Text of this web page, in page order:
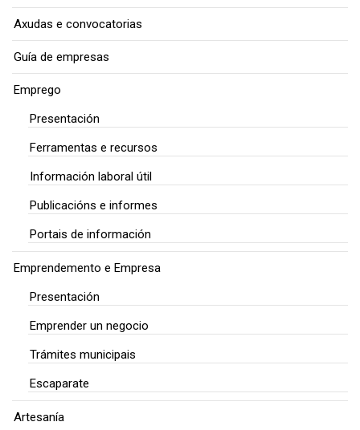
Axudas e convocatorias
Guía de empresas
Emprego
Presentación
Ferramentas e recursos
Información laboral útil
Publicacións e informes
Portais de información
Emprendemento e Empresa
Presentación
Emprender un negocio
Trámites municipais
Escaparate
Artesanía